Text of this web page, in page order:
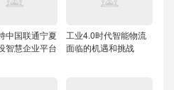
中国联通宁夏
智慧企业平台
工业4.0时代智能物流
面临的机遇和挑战